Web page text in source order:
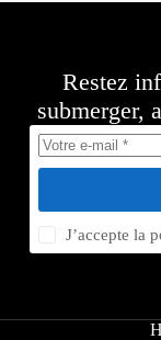
Restez
submerger,
J’accepte la